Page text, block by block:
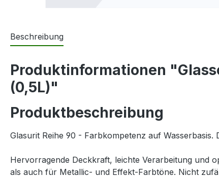
Beschreibung
Produktinformationen
(0,5L)"
Produktbeschreibung
Glasurit Reihe 90 - Farbkompetenz auf
Hervorragende Deckkraft, leichte Verarbeitung und
als auch für Metallic- und Effekt-Farbtöne. Nicht